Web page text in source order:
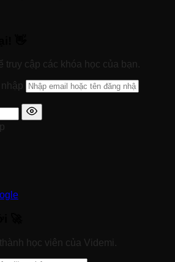
truy cập các khóa học của bạn.
học viên của Videmi.